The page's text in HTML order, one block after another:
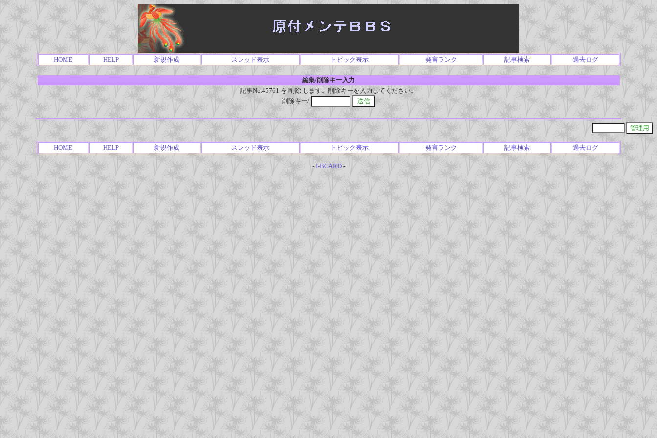
HOME HELP 新規作成 スレッド表示 トピック表示 発言ランク 記事検索 過去ログ
編集/削除キー入力
記事No.45761 を 削除 します。削除キーを入力してください。
削除キー/
HOME HELP 新規作成 スレッド表示 トピック表示 発言ランク 記事検索 過去ログ
- I-BOARD-